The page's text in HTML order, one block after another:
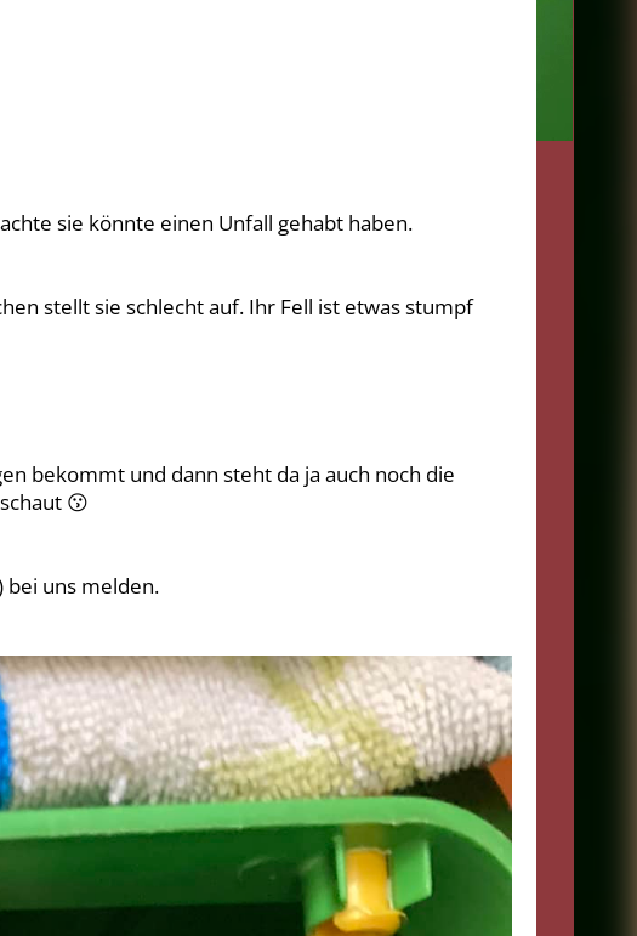
sie könnte einen Unfall gehabt haben.
stellt sie schlecht auf. Ihr Fell ist etwas stumpf
bekommt und dann steht da ja auch noch die
😗
bei uns melden.